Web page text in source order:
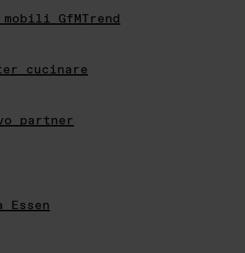
GfMTrend
cucinare
partner